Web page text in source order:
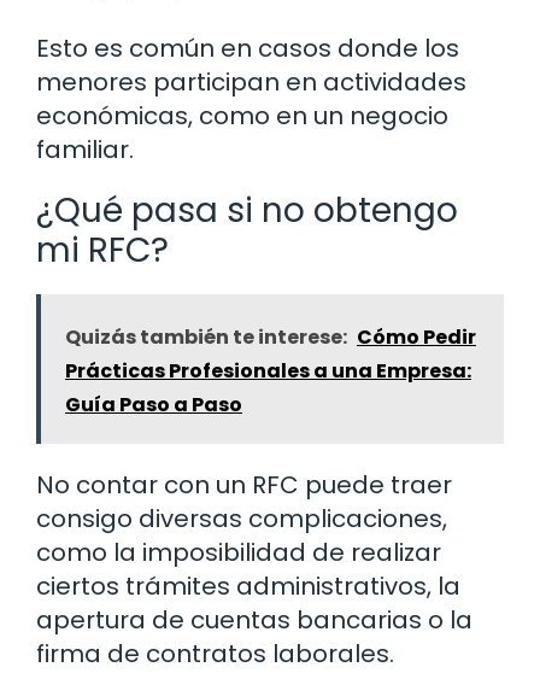
Esto es común en casos donde los
menores participan en actividades
económicas, como en un negocio
familiar.
¿Qué pasa si no obtengo
mi RFC?
Quizás también te interese: Cómo Pedir
Prácticas Profesionales a una Empresa:
Guía Paso a Paso
No contar con un RFC puede traer
consigo diversas complicaciones,
como la imposibilidad de realizar
ciertos trámites administrativos, la
apertura de cuentas bancarias o la
firma de contratos laborales.